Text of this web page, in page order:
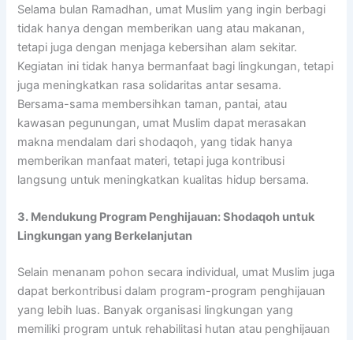
Selama bulan Ramadhan, umat Muslim yang ingin berbagi
tidak hanya dengan memberikan uang atau makanan,
tetapi juga dengan menjaga kebersihan alam sekitar.
Kegiatan ini tidak hanya bermanfaat bagi lingkungan, tetapi
juga meningkatkan rasa solidaritas antar sesama.
Bersama-sama membersihkan taman, pantai, atau
kawasan pegunungan, umat Muslim dapat merasakan
makna mendalam dari shodaqoh, yang tidak hanya
memberikan manfaat materi, tetapi juga kontribusi
langsung untuk meningkatkan kualitas hidup bersama.
3. Mendukung Program Penghijauan: Shodaqoh untuk
Lingkungan yang Berkelanjutan
Selain menanam pohon secara individual, umat Muslim juga
dapat berkontribusi dalam program-program penghijauan
yang lebih luas. Banyak organisasi lingkungan yang
memiliki program untuk rehabilitasi hutan atau penghijauan